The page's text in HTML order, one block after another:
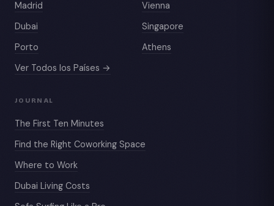
Madrid
Vienna
Dubai
Singapore
Porto
Athens
Ver Todos los Países →
JOURNAL
The First Ten Minutes
Find the Right Coworking Space
Where to Work
Dubai Living Costs